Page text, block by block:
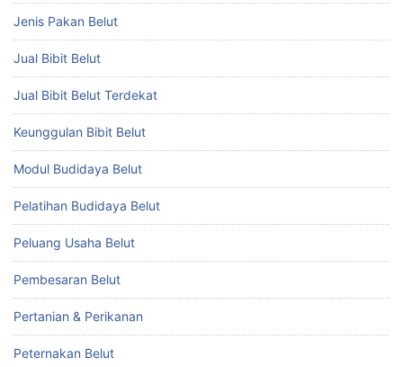
Jenis Pakan Belut
Jual Bibit Belut
Jual Bibit Belut Terdekat
Keunggulan Bibit Belut
Modul Budidaya Belut
Pelatihan Budidaya Belut
Peluang Usaha Belut
Pembesaran Belut
Pertanian & Perikanan
Peternakan Belut